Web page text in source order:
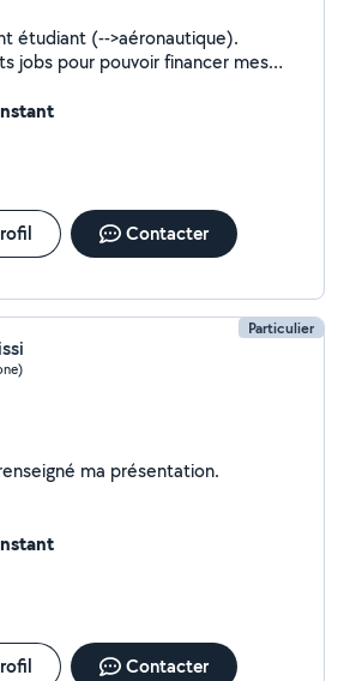
étudiant (-->aéronautique).
jobs pour pouvoir financer mes
Contacter
Particulier
Je n'ai pas encore renseigné ma présentation.
Contacter